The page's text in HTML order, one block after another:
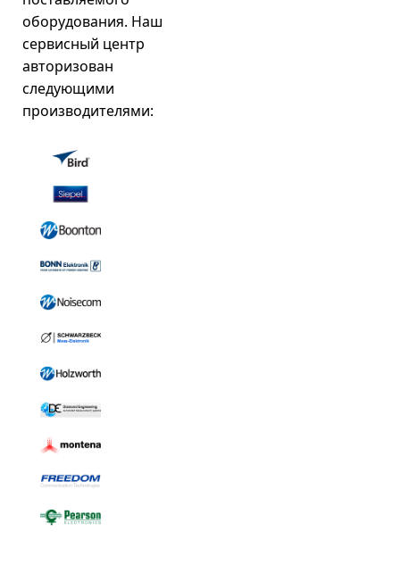
оборудования. Наш
сервисный центр
авторизован
следующими
производителями: